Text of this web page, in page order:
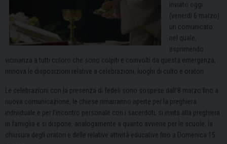
inviato oggi
(venerdì 6 marzo)
un comunicato
nel quale,
esprimendo
vicinanza a tutti coloro che sono colpiti e coinvolti da questa emergenza,
rinnova le disposizioni relative a celebrazioni, luoghi di culto e oratori.
Le celebrazioni con la presenza di fedeli sono sospese dall’8 marzo fino a
nuova comunicazione, le chiese rimarranno aperte per la preghiera
individuale e per l’incontro personale con i sacerdoti, si invita alla preghiera
in famiglia e si dispone, analogamente a quanto avviene per le scuole, la
chiusura degli oratori e delle relative attività educative fino a Domenica 15